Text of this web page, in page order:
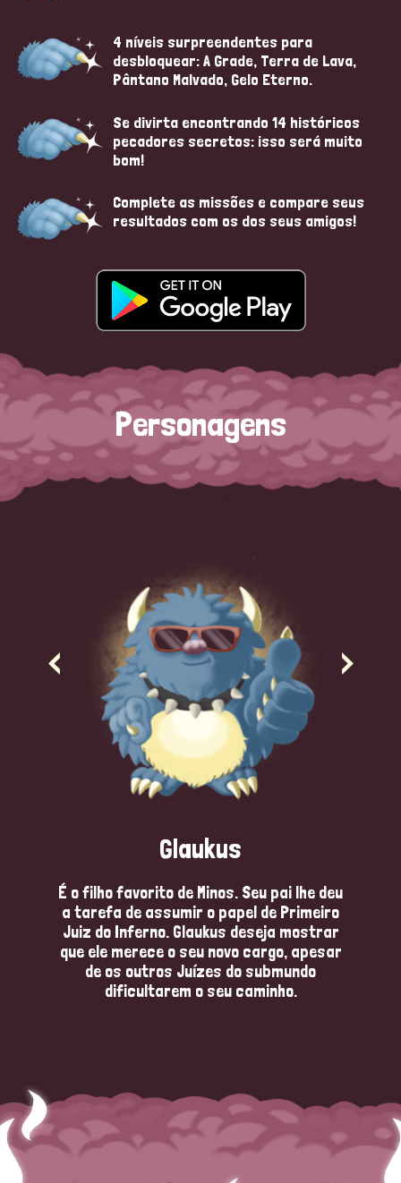
4 níveis surpreendentes para
desbloquear: A Grade, Terra de Lava,
Pântano Malvado, Gelo Eterno.
Se divirta encontrando 14 históricos
pecadores secretos: isso será muito
bom!
Complete as missões e compare seus
resultados com os dos seus amigos!
Personagens
Glaukus
É o filho favorito de Minos. Seu pai lhe deu
a tarefa de assumir o papel de Primeiro
Juiz do Inferno. Glaukus deseja mostrar
que ele merece o seu novo cargo, apesar
de os outros Juízes do submundo
dificultarem o seu caminho.